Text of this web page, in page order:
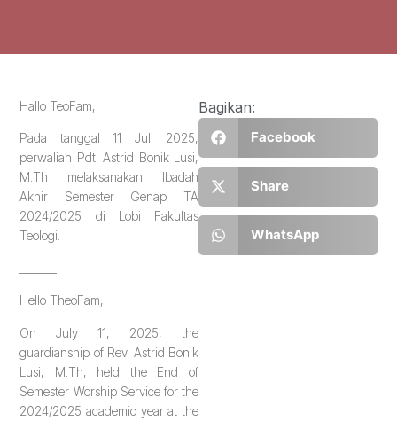
Hallo TeoFam,
Pada tanggal 11 Juli 2025,
perwalian Pdt. Astrid Bonik Lusi,
M.Th melaksanakan Ibadah
Akhir Semester Genap TA
2024/2025 di Lobi Fakultas
Teologi.
Hello TheoFam,
On July 11, 2025, the
guardianship of Rev. Astrid Bonik
Lusi, M.Th, held the End of
Semester Worship Service for the
2024/2025 academic year at the
Bagikan:
Facebook
Share
WhatsApp